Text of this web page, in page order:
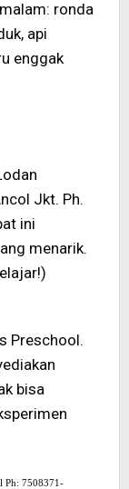
ronda
api
enggak
Jkt. Ph.
ini
menarik.
Preschool.
bisa
Ph: 7508371-